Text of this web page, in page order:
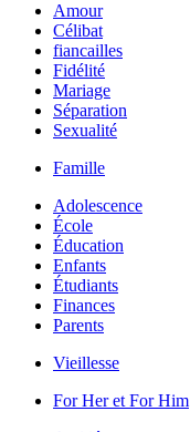
Amour
Célibat
fiancailles
Fidélité
Mariage
Séparation
Sexualité
Famille
Adolescence
École
Éducation
Enfants
Étudiants
Finances
Parents
Vieillesse
For Her et For Him